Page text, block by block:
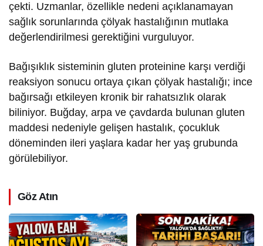
çekti. Uzmanlar, özellikle nedeni açıklanamayan
sağlık sorunlarında çölyak hastalığının mutlaka
değerlendirilmesi gerektiğini vurguluyor.
Bağışıklık sisteminin gluten proteinine karşı verdiği
reaksiyon sonucu ortaya çıkan çölyak hastalığı; ince
bağırsağı etkileyen kronik bir rahatsızlık olarak
biliniyor. Buğday, arpa ve çavdarda bulunan gluten
maddesi nedeniyle gelişen hastalık, çocukluk
döneminden ileri yaşlara kadar her yaş grubunda
görülebiliyor.
Göz Atın